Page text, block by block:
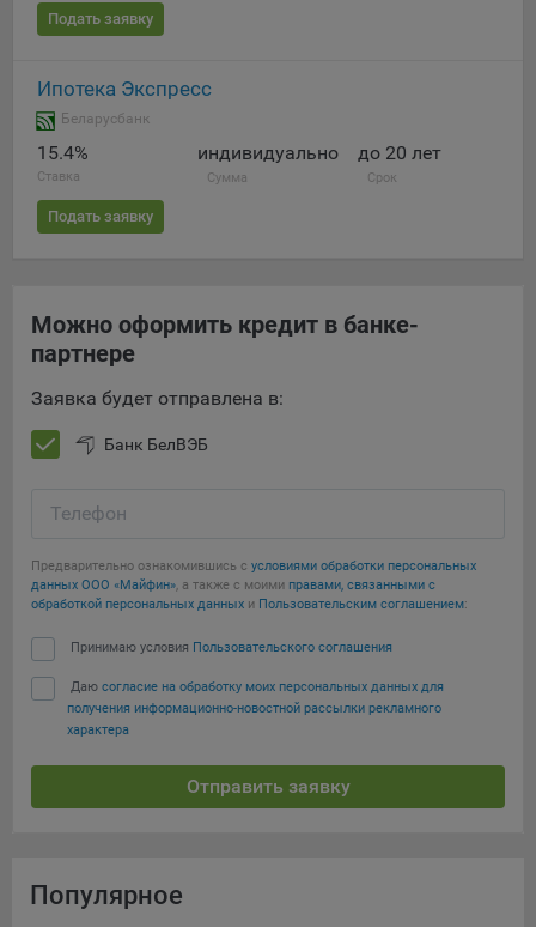
Яндекса рекламная сеть (Yandex Mobile Ads, ADFOX) -
Google Ads - сервис показа контекстной рекламы,
предоставляемый компанией Google Ireland Ltd, Gordon
House Barrow Street Dublin 4, D04E5W5 Ireland.
Сохранить мои изменения
Подать заявку
Ипотека Экспресс
Беларусбанк
15.4%
Ставка
индивидуально
Сумма
до 20 лет
Срок
Подать заявку
Можно оформить кредит в банке-
партнере
Заявка будет отправлена в:
Банк БелВЭБ
Телефон
Предварительно ознакомившись с условиями обработки персональных
данных ООО «Майфин», а также с моими правами, связанными с
обработкой персональных данных и Пользовательским соглашением:
Принимаю условия Пользовательского соглашения
Даю согласие на обработку моих персональных данных для
получения информационно-новостной рассылки рекламного
характера
Отправить заявку
Популярное